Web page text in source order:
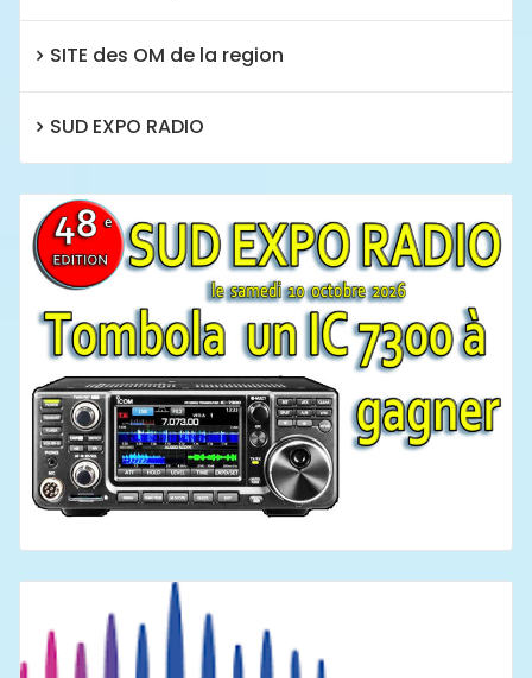
SITE des OM de la region
SUD EXPO RADIO